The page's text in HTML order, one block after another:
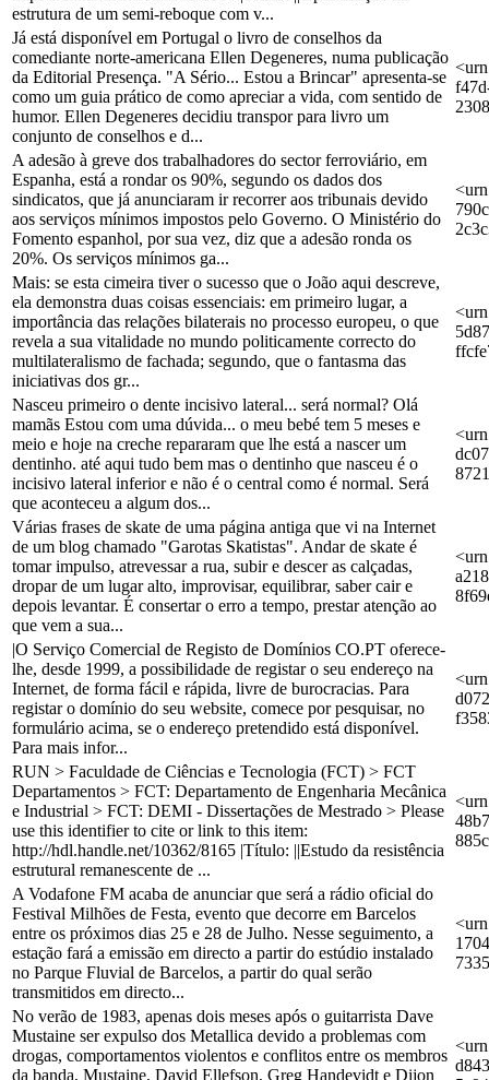
estrutura de um semi-reboque com v...
Já está disponível em Portugal o livro de conselhos da
comediante norte-americana Ellen Degeneres, numa publicação
da Editorial Presença. "A Sério... Estou a Brincar" apresenta-se
como um guia prático de como apreciar a vida, com sentido de
humor. Ellen Degeneres decidiu transpor para livro um
conjunto de conselhos e d...
A adesão à greve dos trabalhadores do sector ferroviário, em
Espanha, está a rondar os 90%, segundo os dados dos
sindicatos, que já anunciaram ir recorrer aos tribunais devido
aos serviços mínimos impostos pelo Governo. O Ministério do
Fomento espanhol, por sua vez, diz que a adesão ronda os
20%. Os serviços mínimos ga...
Mais: se esta cimeira tiver o sucesso que o João aqui descreve,
ela demonstra duas coisas essenciais: em primeiro lugar, a
importância das relações bilaterais no processo europeu, o que
revela a sua vitalidade no mundo politicamente correcto do
multilateralismo de fachada; segundo, que o fantasma das
iniciativas dos gr...
Nasceu primeiro o dente incisivo lateral... será normal? Olá
mamãs Estou com uma dúvida... o meu bebé tem 5 meses e
meio e hoje na creche repararam que lhe está a nascer um
dentinho. até aqui tudo bem mas o dentinho que nasceu é o
incisivo lateral inferior e não é o central como é normal. Será
que aconteceu a algum dos...
Várias frases de skate de uma página antiga que vi na Internet
de um blog chamado "Garotas Skatistas". Andar de skate é
tomar impulso, atrevessar a rua, subir e descer as calçadas,
dropar de um lugar alto, improvisar, equilibrar, saber cair e
depois levantar. É consertar o erro a tempo, prestar atenção ao
que vem a sua...
|O Serviço Comercial de Registo de Domínios CO.PT oferece-
lhe, desde 1999, a possibilidade de registar o seu endereço na
Internet, de forma fácil e rápida, livre de burocracias. Para
registar o domínio do seu website, comece por pesquisar, no
formulário acima, se o endereço pretendido está disponível.
Para mais infor...
RUN > Faculdade de Ciências e Tecnologia (FCT) > FCT
Departamentos > FCT: Departamento de Engenharia Mecânica
e Industrial > FCT: DEMI - Dissertações de Mestrado > Please
use this identifier to cite or link to this item:
http://hdl.handle.net/10362/8165 |Título: ||Estudo da resistência
estrutural remanescente de ...
A Vodafone FM acaba de anunciar que será a rádio oficial do
Festival Milhões de Festa, evento que decorre em Barcelos
entre os próximos dias 25 e 28 de Julho. Nesse seguimento, a
estação fará a emissão em directo a partir do estúdio instalado
no Parque Fluvial de Barcelos, a partir do qual serão
transmitidos em directo...
No verão de 1983, apenas dois meses após o guitarrista Dave
Mustaine ser expulso dos Metallica devido a problemas com
drogas, comportamentos violentos e conflitos entre os membros
da banda, Mustaine, David Ellefson, Greg Handevidt e Dijon